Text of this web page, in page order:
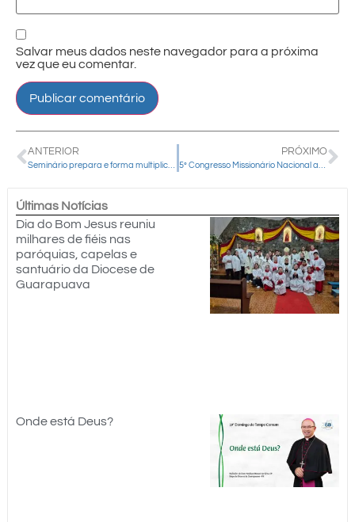
Salvar meus dados neste navegador para a próxima
vez que eu comentar.
ANTERIOR PRÓXIMO
Últimas Notícias
Dia do Bom Jesus reuniu
milhares de fiéis nas
paróquias, capelas e
santuário da Diocese de
Guarapuava
Onde está Deus?